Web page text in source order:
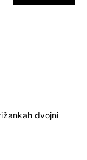
dvojni